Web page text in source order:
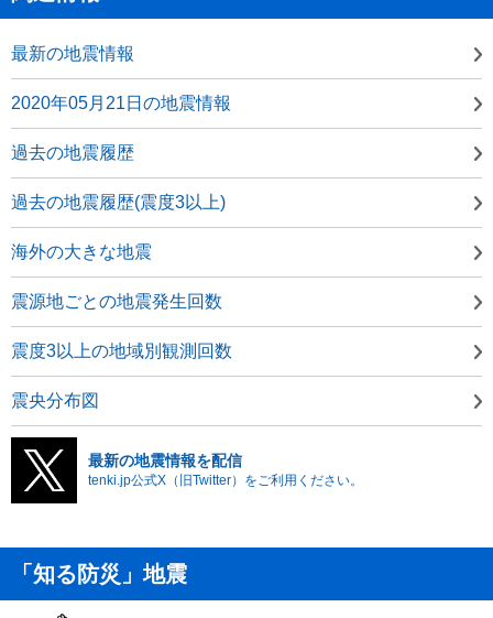
最新の地震情報
2020年05月21日の地震情報
過去の地震履歴
過去の地震履歴(震度3以上)
海外の大きな地震
震源地ごとの地震発生回数
震度3以上の地域別観測回数
震央分布図
最新の地震情報を配信
tenki.jp公式X（旧Twitter）をご利用ください。
「知る防災」地震